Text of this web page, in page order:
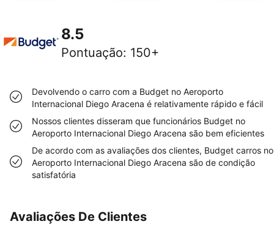
8.5
Pontuação: 150+
Devolvendo o carro com a Budget no Aeroporto
Internacional Diego Aracena é relativamente rápido e fácil
Nossos clientes disseram que funcionários Budget no
Aeroporto Internacional Diego Aracena são bem eficientes
De acordo com as avaliações dos clientes, Budget carros no
Aeroporto Internacional Diego Aracena são de condição
satisfatória
Avaliações De Clientes